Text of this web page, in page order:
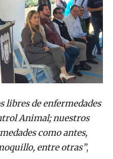
libres de enfermedades
Animal; nuestros
como antes,
entre otras” ,